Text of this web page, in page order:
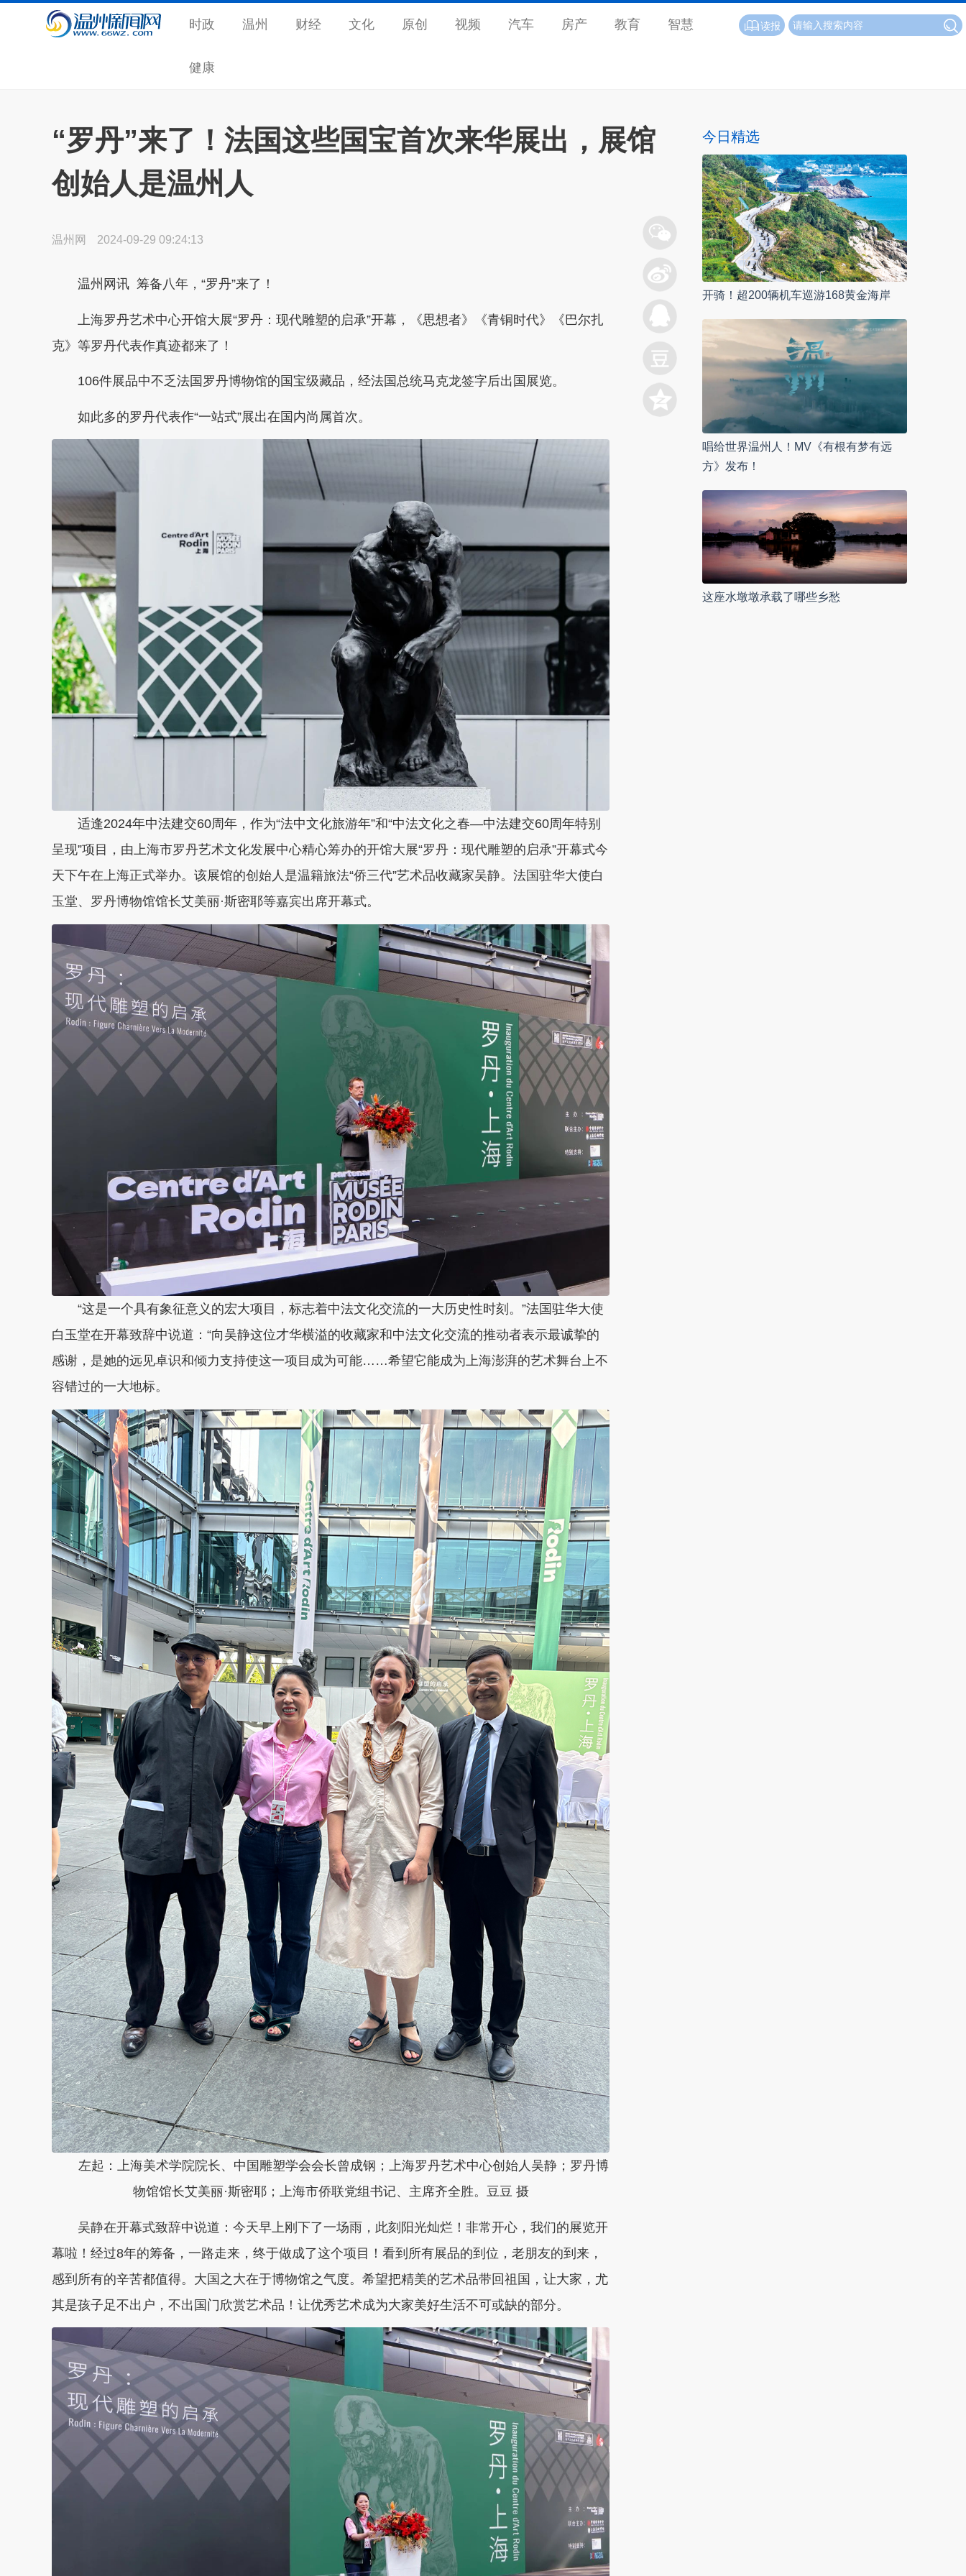
时政 温州 财经 文化 原创 视频 汽车 房产 教育 智慧
健康
读报
“罗丹”来了！法国这些国宝首次来华展出，展馆
创始人是温州人
温州网 2024-09-29 09:24:13
温州网讯 筹备八年，“罗丹”来了！
上海罗丹艺术中心开馆大展“罗丹：现代雕塑的启承”开幕，《思想者》《青铜时代》《巴尔扎
克》等罗丹代表作真迹都来了！
106件展品中不乏法国罗丹博物馆的国宝级藏品，经法国总统马克龙签字后出国展览。
如此多的罗丹代表作“一站式”展出在国内尚属首次。
适逢2024年中法建交60周年，作为“法中文化旅游年”和“中法文化之春—中法建交60周年特别
呈现”项目，由上海市罗丹艺术文化发展中心精心筹办的开馆大展“罗丹：现代雕塑的启承”开幕式今
天下午在上海正式举办。该展馆的创始人是温籍旅法“侨三代”艺术品收藏家吴静。法国驻华大使白
玉堂、罗丹博物馆馆长艾美丽·斯密耶等嘉宾出席开幕式。
“这是一个具有象征意义的宏大项目，标志着中法文化交流的一大历史性时刻。”法国驻华大使
白玉堂在开幕致辞中说道：“向吴静这位才华横溢的收藏家和中法文化交流的推动者表示最诚挚的
感谢，是她的远见卓识和倾力支持使这一项目成为可能……希望它能成为上海澎湃的艺术舞台上不
容错过的一大地标。
左起：上海美术学院院长、中国雕塑学会会长曾成钢；上海罗丹艺术中心创始人吴静；罗丹博
物馆馆长艾美丽·斯密耶；上海市侨联党组书记、主席齐全胜。豆豆 摄
吴静在开幕式致辞中说道：今天早上刚下了一场雨，此刻阳光灿烂！非常开心，我们的展览开
幕啦！经过8年的筹备，一路走来，终于做成了这个项目！看到所有展品的到位，老朋友的到来，
感到所有的辛苦都值得。大国之大在于博物馆之气度。希望把精美的艺术品带回祖国，让大家，尤
其是孩子足不出户，不出国门欣赏艺术品！让优秀艺术成为大家美好生活不可或缺的部分。
今日精选
开骑！超200辆机车巡游168黄金海岸
唱给世界温州人！MV《有根有梦有远
方》发布！
这座水墩墩承载了哪些乡愁